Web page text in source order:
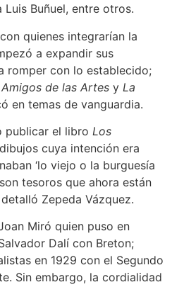
Buñuel, entre otros.
quienes integrarían la
a expandir sus
romper con lo establecido;
Amigos de las Artes y La
en temas de vanguardia.
publicar el libro Los
cuya intención era
‘lo viejo o la burguesía
tesoros que ahora están
Zepeda Vázquez.
Miró quien puso en
Dalí con Breton;
en 1929 con el Segundo
Sin embargo, la cordialidad